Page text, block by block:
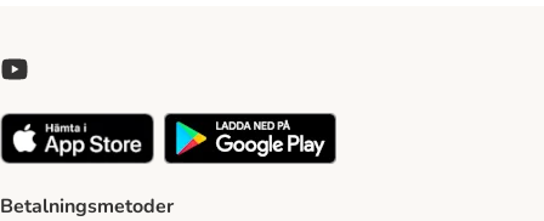
Betalningsmetoder